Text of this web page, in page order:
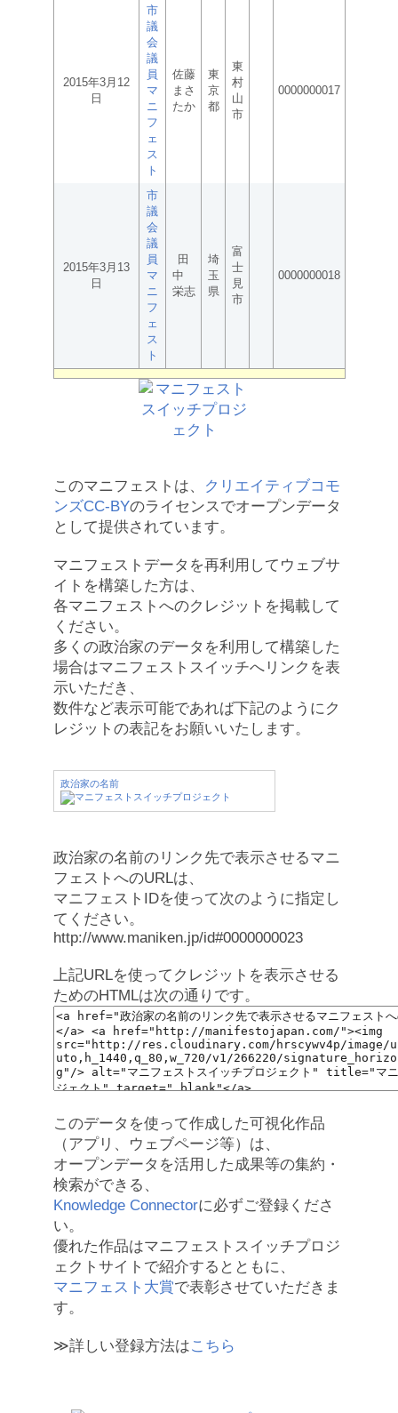
2015年3月12
日
市
議
会
議
員
マ
ニ
フ
ェ
ス
ト
佐藤
まさ
たか
東
京
都
東
村
山
市
0000000017
2015年3月13
日
市
議
会
議
員
マ
ニ
フ
ェ
ス
ト
田
中
栄志
埼
玉
県
富
士
見
市
0000000018
このマニフェストは、
クリエイティブコモ
ンズCC-BYのライセンスでオープンデータ
として提供されています。
マニフェストデータを再利用してウェブサ
イトを構築した方は、
各マニフェストへのクレジットを掲載して
ください。
多くの政治家のデータを利用して構築した
場合はマニフェストスイッチへリンクを表
示いただき、
数件など表示可能であれば下記のようにク
レジットの表記をお願いいたします。
政治家の名前
政治家の名前のリンク先で表示させるマニ
フェストへのURLは、
マニフェストIDを使って次のように指定し
てください。
http://www.maniken.jp/id#0000000023
上記URLを使ってクレジットを表示させる
ためのHTMLは次の通りです。
このデータを使って作成した可視化作品
（アプリ、ウェブページ等）は、
オープンデータを活用した成果等の集約・
検索ができる、
Knowledge Connectorに必ずご登録くださ
い。
優れた作品はマニフェストスイッチプロジ
ェクトサイトで紹介するとともに、
マニフェスト大賞で表彰させていただきま
す。
≫詳しい登録方法はこちら